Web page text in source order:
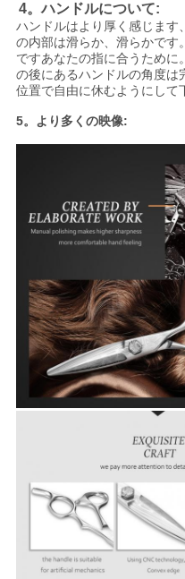
4。ハンドルについて:
ハンドルはより厚く感じます
の内部は滑らか、滑らかです
ですあなたの指に合うために
の後にあるハンドルの角度は
位置で自由に休むようにして
5。より多くの映像: